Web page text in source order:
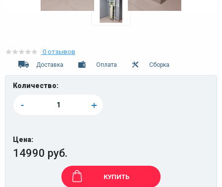
0 отзывов
Доставка Оплата Сборка
Количество:
- +
Цена:
14990 руб.
КУПИТЬ